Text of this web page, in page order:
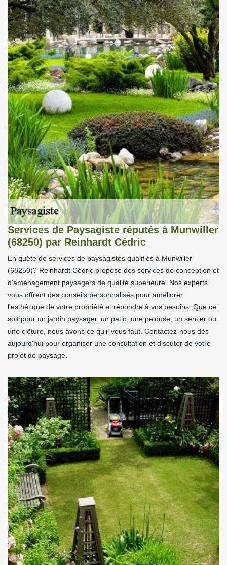
Services de Paysagiste réputés à Munwiller
(68250) par Reinhardt Cédric
En quête de services de paysagistes qualifiés à Munwiller
(68250)? Reinhardt Cédric propose des services de conception et
d'aménagement paysagers de qualité supérieure. Nos experts
vous offrent des conseils personnalisés pour améliorer
l'esthétique de votre propriété et répondre à vos besoins. Que ce
soit pour un jardin paysager, un patio, une pelouse, un sentier ou
une clôture, nous avons ce qu'il vous faut. Contactez-nous dès
aujourd'hui pour organiser une consultation et discuter de votre
projet de paysage.